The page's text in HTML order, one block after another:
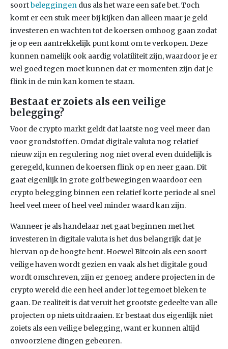
soortbeleggingen dus als het ware een safe bet. Toch
komt er een stuk meer bij kijken dan alleen maar je geld
investeren en wachten tot de koersen omhoog gaan zodat
je op een aantrekkelijk punt komt om te verkopen. Deze
kunnen namelijk ook aardig volatiliteit zijn, waardoor je er
wel goed tegen moet kunnen dat er momenten zijn dat je
flink in de min kan komen te staan.
Bestaat er zoiets als een veilige
belegging?
Voor de crypto markt geldt dat laatste nog veel meer dan
voor grondstoffen. Omdat digitale valuta nog relatief
nieuw zijn en regulering nog niet overal even duidelijk is
geregeld, kunnen de koersen flink op en neer gaan. Dit
gaat eigenlijk in grote golfbewegingen waardoor een
crypto belegging binnen een relatief korte periode al snel
heel veel meer of heel veel minder waard kan zijn.
Wanneer je als handelaar net gaat beginnen met het
investeren in digitale valuta is het dus belangrijk dat je
hiervan op de hoogte bent. Hoewel Bitcoin als een soort
veilige haven wordt gezien en vaak als het digitale goud
wordt omschreven, zijn er genoeg andere projecten in de
crypto wereld die een heel ander lot tegemoet bleken te
gaan. De realiteit is dat veruit het grootste gedeelte van alle
projecten op niets uitdraaien. Er bestaat dus eigenlijk niet
zoiets als een veilige belegging, want er kunnen altijd
onvoorziene dingen gebeuren.